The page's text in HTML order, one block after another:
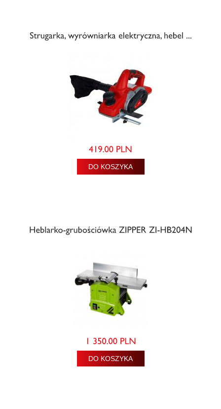
DO KOSZYKA
DO KOSZYKA